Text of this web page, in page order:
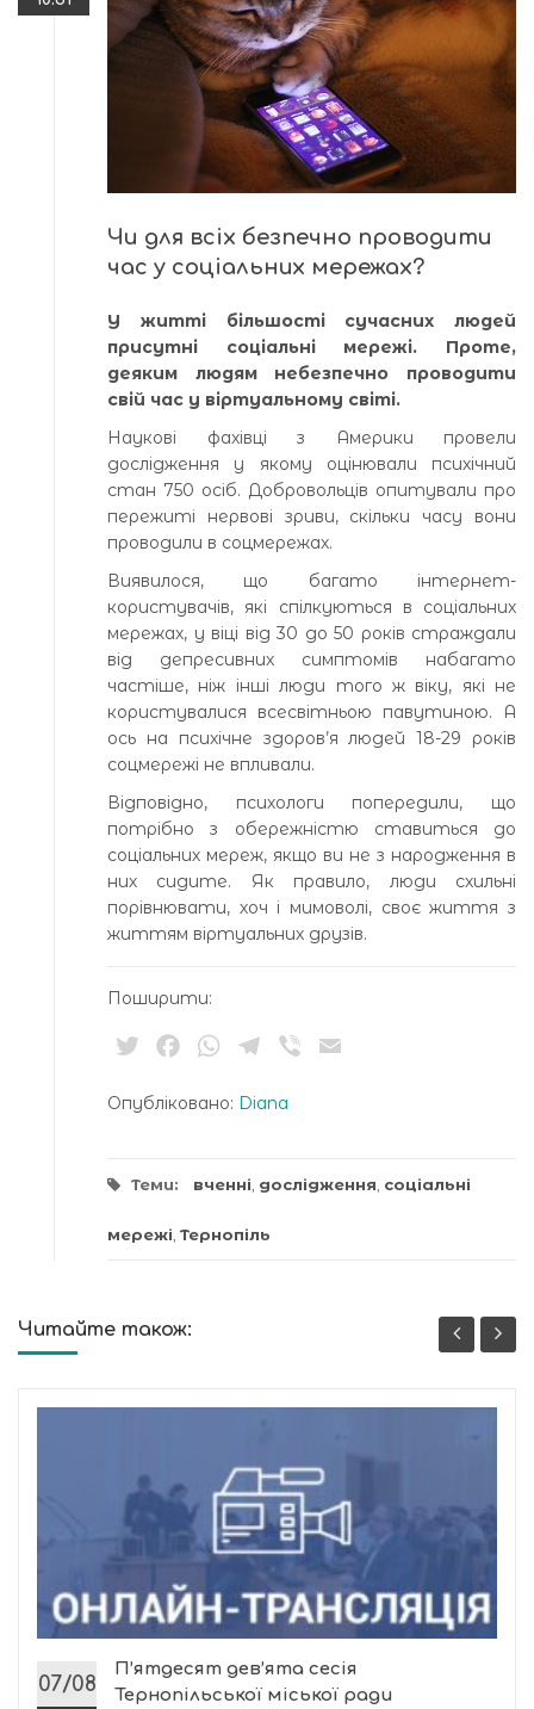
Чи для всіх безпечно проводити
час у соціальних мережах?
У житті більшості сучасних людей
присутні соціальні мережі. Проте,
деяким людям небезпечно проводити
свій час у віртуальному світі.
Наукові фахівці з Америки провели
дослідження у якому оцінювали психічний
стан 750 осіб. Добровольців опитували про
пережиті нервові зриви, скільки часу вони
проводили в соцмережах.
Виявилося, що багато інтернет-
користувачів, які спілкуються в соціальних
мережах, у віці від 30 до 50 років страждали
від депресивних симптомів набагато
частіше, ніж інші люди того ж віку, які не
користувалися всесвітньою павутиною. А
ось на психічне здоров’я людей 18-29 років
соцмережі не впливали.
Відповідно, психологи попередили, що
потрібно з обережністю ставиться до
соціальних мереж, якщо ви не з народження в
них сидите. Як правило, люди схильні
порівнювати, хоч і мимоволі, своє життя з
життям віртуальних друзів.
Поширити:
TwitterFacebookWhatsApp
Telegram
Viber
Опубліковано: Diana
Теми: вченні дослідження соціальні
мережі Тернопіль
Читайте також:
07/08
П’ятдесят дев’ята сесія
Тернопільської міської ради